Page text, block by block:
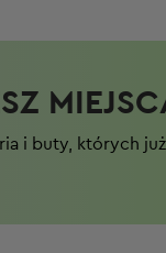
i buty, których